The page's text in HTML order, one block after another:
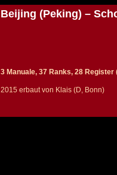
Beijing (Peking) –
3 Manuale, 37 Ranks, 28 Register
2015 erbaut von Klais (D, Bonn)